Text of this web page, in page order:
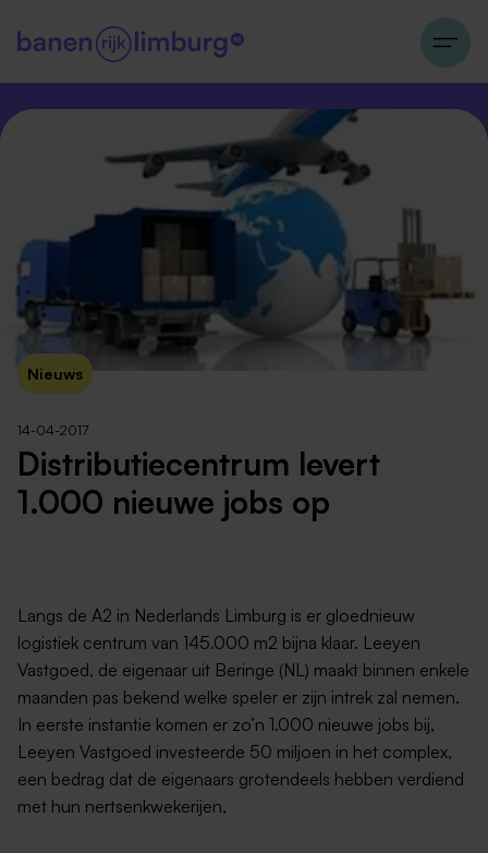
Nieuws
14-04-2017
Distributiecentrum levert
1.000 nieuwe jobs op
Langs de A2 in Nederlands Limburg is er gloednieuw
logistiek centrum van 145.000 m2 bijna klaar. Leeyen
Vastgoed, de eigenaar uit Beringe (NL) maakt binnen enkele
maanden pas bekend welke speler er zijn intrek zal nemen.
In eerste instantie komen er zo’n 1.000 nieuwe jobs bij,
Leeyen Vastgoed investeerde 50 miljoen in het complex,
een bedrag dat de eigenaars grotendeels hebben verdiend
met hun nertsenkwekerijen,